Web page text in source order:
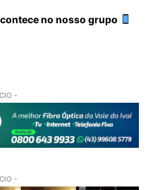
no nosso grupo
-
-